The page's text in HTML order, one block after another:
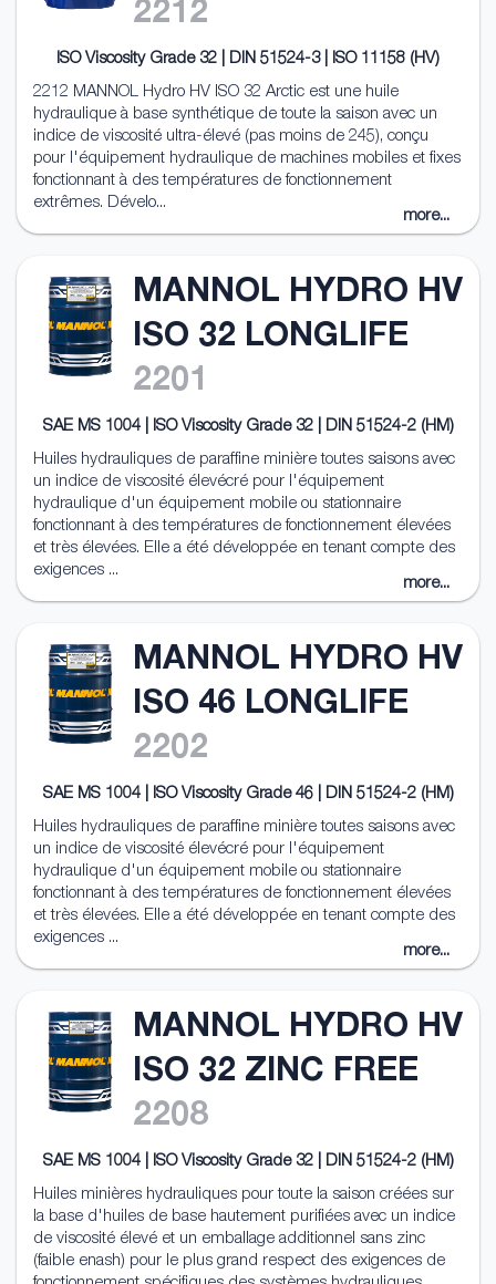
2212
ISO Viscosity Grade 32 | DIN 51524-3 | ISO 11158 (HV)
2212 MANNOL Hydro HV ISO 32 Arctic est une huile
hydraulique à base synthétique de toute la saison avec un
indice de viscosité ultra-élevé (pas moins de 245), conçu
pour l'équipement hydraulique de machines mobiles et fixes
fonctionnant à des températures de fonctionnement
extrêmes. Dévelo...
more...
MANNOL HYDRO HV
ISO 32 LONGLIFE
2201
SAE MS 1004 | ISO Viscosity Grade 32 | DIN 51524-2 (HM)
Huiles hydrauliques de paraffine minière toutes saisons avec
un indice de viscosité élevécré pour l'équipement
hydraulique d'un équipement mobile ou stationnaire
fonctionnant à des températures de fonctionnement élevées
et très élevées. Elle a été développée en tenant compte des
exigences ...
more...
MANNOL HYDRO HV
ISO 46 LONGLIFE
2202
SAE MS 1004 | ISO Viscosity Grade 46 | DIN 51524-2 (HM)
Huiles hydrauliques de paraffine minière toutes saisons avec
un indice de viscosité élevécré pour l'équipement
hydraulique d'un équipement mobile ou stationnaire
fonctionnant à des températures de fonctionnement élevées
et très élevées. Elle a été développée en tenant compte des
exigences ...
more...
MANNOL HYDRO HV
ISO 32 ZINC FREE
2208
SAE MS 1004 | ISO Viscosity Grade 32 | DIN 51524-2 (HM)
Huiles minières hydrauliques pour toute la saison créées sur
la base d'huiles de base hautement purifiées avec un indice
de viscosité élevé et un emballage additionnel sans zinc
(faible enash) pour le plus grand respect des exigences de